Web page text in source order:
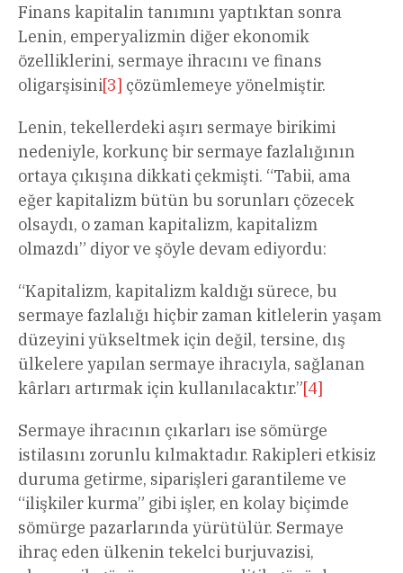
Finans kapitalin tanımını yaptıktan sonra
Lenin, emperyalizmin diğer ekonomik
özelliklerini, sermaye ihracını ve finans
oligarşisini[3] çözümlemeye yönelmiştir.
Lenin, tekellerdeki aşırı sermaye birikimi
nedeniyle, korkunç bir sermaye fazlalığının
ortaya çıkışına dikkati çekmişti. “Tabii, ama
eğer kapitalizm bütün bu sorunları çözecek
olsaydı, o zaman kapitalizm, kapitalizm
olmazdı” diyor ve şöyle devam ediyordu:
“Kapitalizm, kapitalizm kaldığı sürece, bu
sermaye fazlalığı hiçbir zaman kitlelerin yaşam
düzeyini yükseltmek için değil, tersine, dış
ülkelere yapılan sermaye ihracıyla, sağlanan
kârları artırmak için kullanılacaktır.”[4]
Sermaye ihracının çıkarları ise sömürge
istilasını zorunlu kılmaktadır. Rakipleri etkisiz
duruma getirme, siparişleri garantileme ve
“ilişkiler kurma” gibi işler, en kolay biçimde
sömürge pazarlarında yürütülür. Sermaye
ihraç eden ülkenin tekelci burjuvazisi,